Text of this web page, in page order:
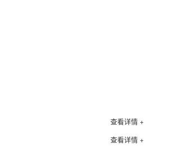
查看详情 +
查看详情 +